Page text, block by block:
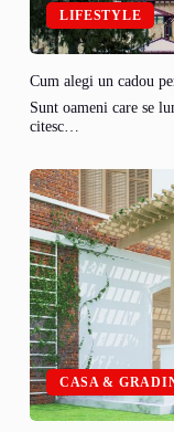
LIFESTYLE
Cum alegi un cadou
Sunt oameni care se
citesc…
CASA &